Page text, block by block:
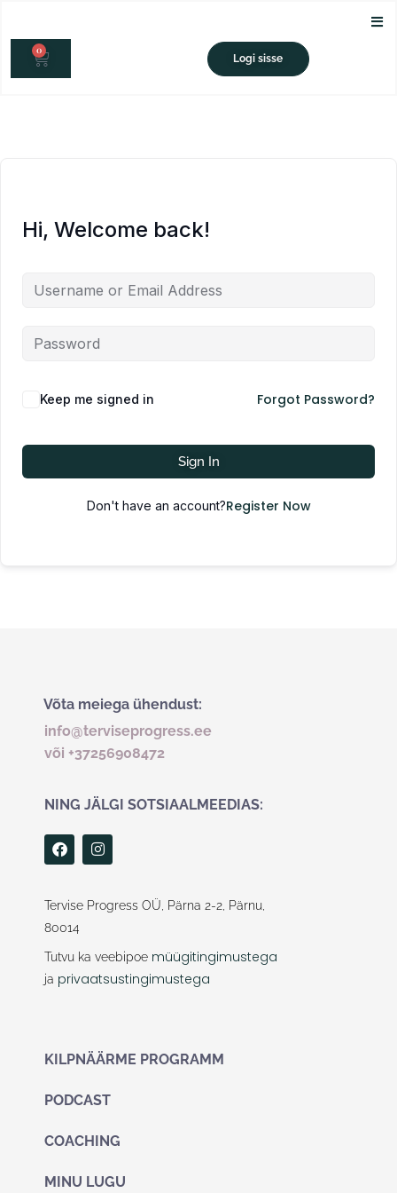
content
0
CART Logi sisse
Hi, Welcome back!
Keep me signed in Forgot Password?
Sign In
Don't have an account?Register Now
Võta meiega ühendust:
info@terviseprogress.ee
või +37256908472
NING JÄLGI SOTSIAALMEEDIAS:
F
a
c
b
o
o
I
n
s
a
g
m
Tervise Progress OÜ, Pärna 2-2, Pärnu,
80014
Tutvu ka veebipoe müügitingimustega
ja privaatsustingimustega
KILPNÄÄRME PROGRAMM
PODCAST
COACHING
MINU LUGU